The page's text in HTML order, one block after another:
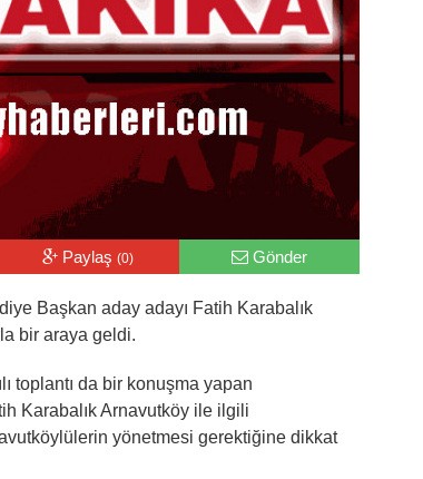
Paylaş(0) Gönder
Başkan aday adayı Fatih Karabalık
bir araya geldi.
toplantı da bir konuşma yapan
Karabalık Arnavutköy ile ilgili
yönetmesi gerektiğine dikkat